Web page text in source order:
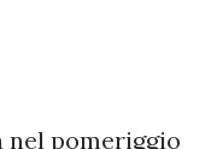
nel pomeriggio